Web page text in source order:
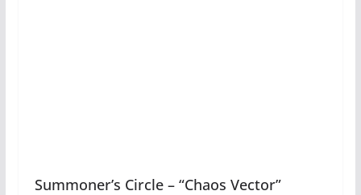
Summoner’s Circle – “Chaos Vector”